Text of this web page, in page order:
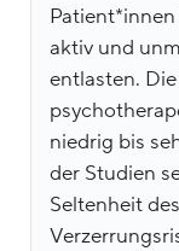
aktiv und
entlasten.
niedrig bis
der Studien
Seltenheit